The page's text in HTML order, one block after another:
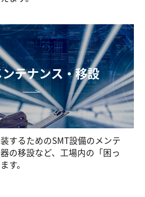
テナンス・移設
するためのSMT設備のメンテ
の移設など、工場内の「困っ
す。